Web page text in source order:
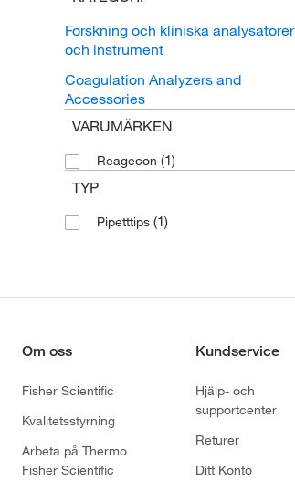
Forskning och kliniska analysatorer
och instrument
Coagulation Analyzers and
Accessories
VARUMÄRKEN
Reagecon (1)
TYP
Pipetttips (1)
Om oss
Fisher Scientific
Kvalitetsstyrning
Arbeta på Thermo
Fisher Scientific
Kundservice
Hjälp- och
supportcenter
Returer
Ditt Konto